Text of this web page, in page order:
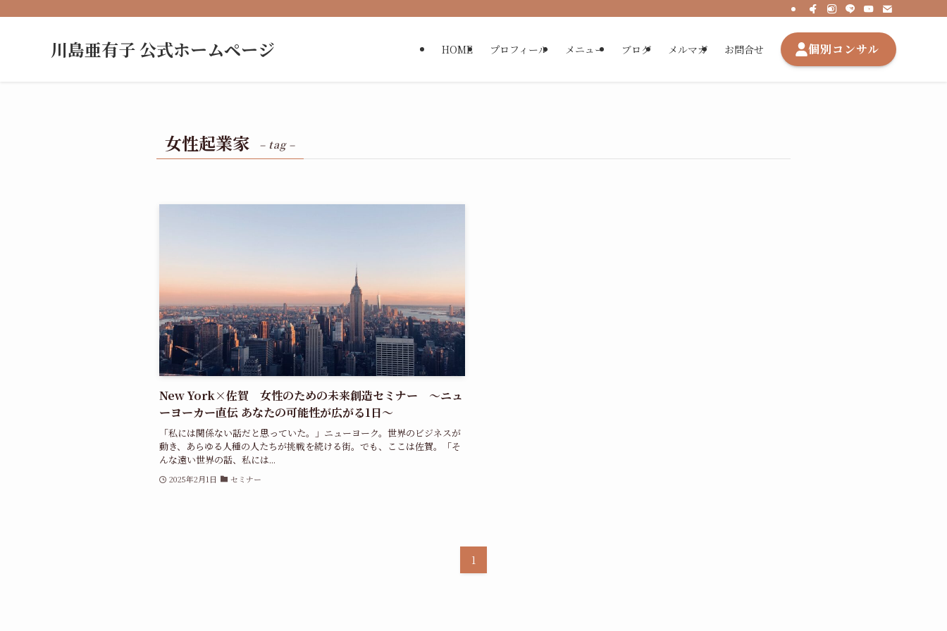
川島亜有子 公式ホームページ HOME プロフィール メニュー ブログ メルマガ お問合せ 個別コンサル
女性起業家 – tag –
New York×佐賀 女性のための未来創造セミナー ～ニュ
ーヨーカー直伝 あなたの可能性が広がる1日～
「私には関係ない話だと思っていた。」ニューヨーク。世界のビジネスが
動き、あらゆる人種の人たちが挑戦を続ける街。でも、ここは佐賀。「そ
んな遠い世界の話、私には...
2025年2月1日 セミナー
1